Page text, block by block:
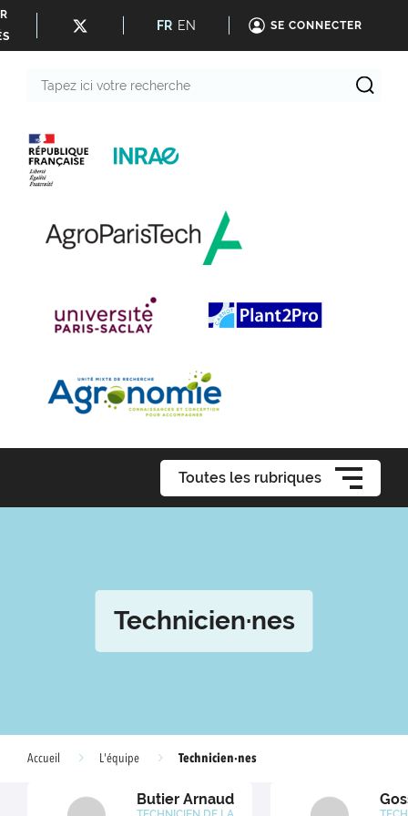
FR EN SE CONNECTER
Toutes les rubriques
Technicien·nes
Accueil L'équipe Technicien·nes
Butier Arnaud